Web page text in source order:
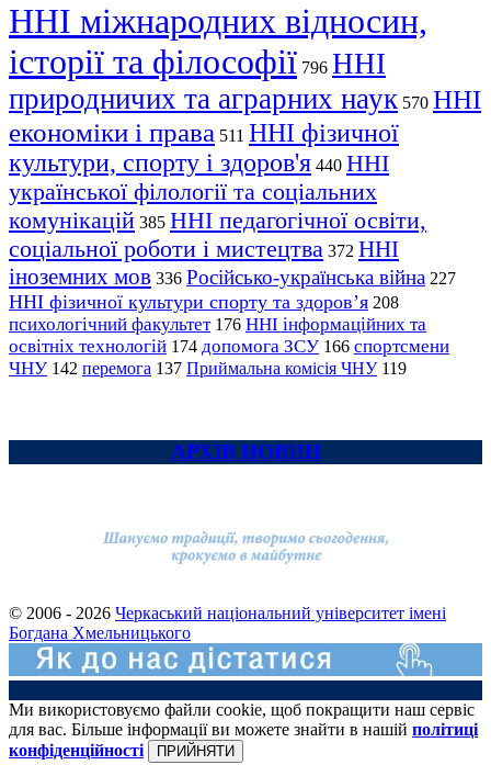
ННІ міжнародних відносин,
історії та філософії 796 ННІ
природничих та аграрних наук 570 ННІ
економіки і права 511 ННІ фізичної
культури, спорту і здоров'я 440 ННІ
української філології та соціальних
комунікацій 385 ННІ педагогічної освіти,
соціальної роботи і мистецтва 372 ННІ
іноземних мов 336 Російсько-українська війна 227
ННІ фізичної культури спорту та здоров’я 208
психологічний факультет 176 ННІ інформаційних та
освітніх технологій 174 допомога ЗСУ 166 спортсмени
ЧНУ 142 перемога 137 Приймальна комісія ЧНУ 119
АРХІВ НОВИН
© 2006 - 2026 Черкаський національний університет імені
Богдана Хмельницького
Ми використовуємо файли cookie, щоб покращити наш сервіс
для вас. Більше інформації ви можете знайти в нашій політиці
конфіденційності
ПРИЙНЯТИ